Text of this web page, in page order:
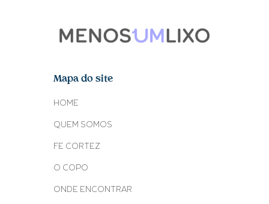
Mapa do site
HOME
QUEM SOMOS
FE CORTEZ
O COPO
ONDE ENCONTRAR